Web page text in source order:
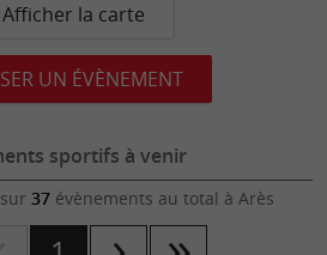
Afficher la carte
UN ÉVÈNEMENT
sportifs à venir
37évènements au total à Arès